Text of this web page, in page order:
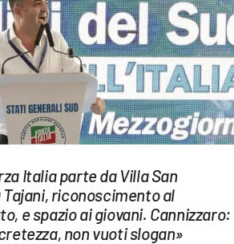
Italia parte da Villa San
riconoscimento al
e spazio ai giovani. Cannizzaro:
non vuoti slogan»